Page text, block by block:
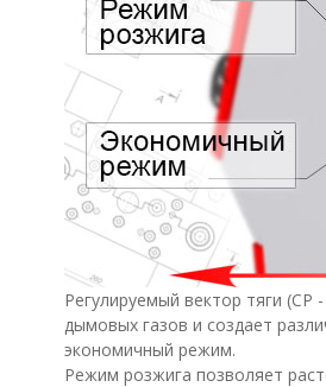
Регулируемый вектор тяги
дымовых газов и создает
экономичный режим.
Режим розжига позволяет